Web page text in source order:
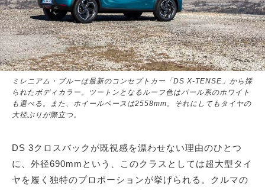
ミレニアム・ブルーは最新のコンセプトカー「DS X-TENSE」から採
られたボディカラー。ツートンとなるルーフ色はパール系のホワイト
も選べる。また、ホイールベースは2558mm。それにしてもタイヤの
大径ぶりが際立つ。
DS 3クロスバックが既視感を漂わせない理由のひとつ
に、外径690mmという、このクラスとしては超大型タイ
ヤを履く独特のプロポーションが挙げられる。クルマの